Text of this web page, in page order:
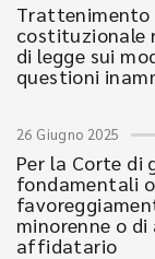
Trattenimento
costituzionale
di legge sui
questioni
26 Giugno 2025
Per la Corte di
fondamentali
minorenne o
affidatario